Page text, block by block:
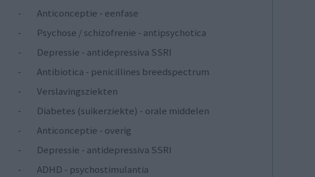
-
Anticonceptie - eenfase
-
Psychose / schizofrenie - antipsychotica
-
Depressie - antidepressiva SSRI
-
Antibiotica - penicillines breedspectrum
-
Verslavingsziekten
-
Diabetes (suikerziekte) - orale middelen
-
Anticonceptie - overig
-
Depressie - antidepressiva SSRI
-
ADHD - psychostimulantia